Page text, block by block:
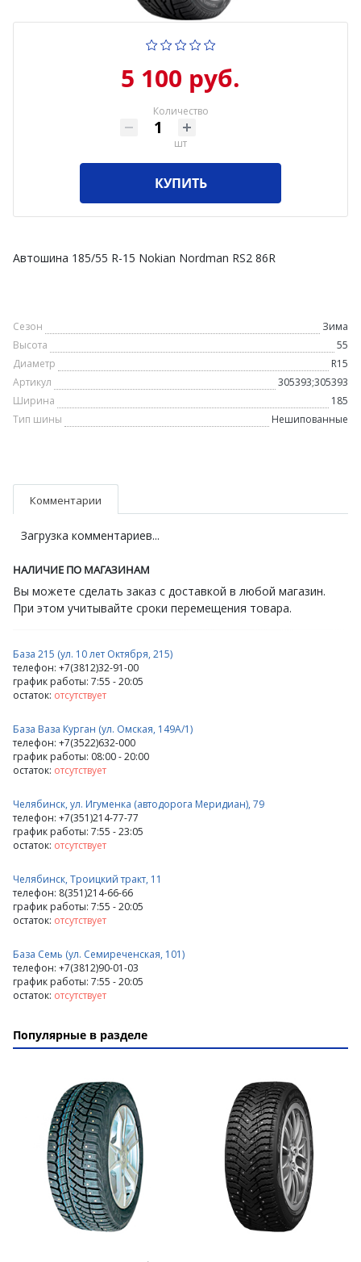
5 100 руб.
Количество
шт
КУПИТЬ
Автошина 185/55 R-15 Nokian Nordman RS2 86R
Сезон
Зима
Высота
55
Диаметр
R15
Артикул
305393;305393
Ширина
185
Тип шины
Нешипованные
Комментарии
Загрузка комментариев...
НАЛИЧИЕ ПО МАГАЗИНАМ
Вы можете сделать заказ с доставкой в любой магазин.
При этом учитывайте сроки перемещения товара.
База 215 (ул. 10 лет Октября, 215)
телефон: +7(3812)32-91-00
график работы: 7:55 - 20:05
остаток: отсутствует
База Ваза Курган (ул. Омская, 149А/1)
телефон: +7(3522)632-000
график работы: 08:00 - 20:00
остаток: отсутствует
Челябинск, ул. Игуменка (автодорога Меридиан), 79
телефон: +7(351)214-77-77
график работы: 7:55 - 23:05
остаток: отсутствует
Челябинск, Троицкий тракт, 11
телефон: 8(351)214-66-66
график работы: 7:55 - 20:05
остаток: отсутствует
База Семь (ул. Семиреченская, 101)
телефон: +7(3812)90-01-03
график работы: 7:55 - 20:05
остаток: отсутствует
Популярные в разделе